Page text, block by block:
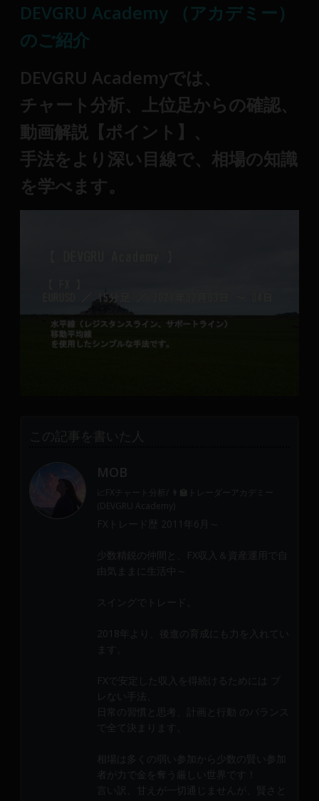
DEVGRU Academy （アカデミー）
のご紹介
DEVGRU Academyでは、
チャート分析、上位足からの確認、
動画解説【ポイント】、
手法をより深い目線で、相場の知識
を学べます。
この記事を書いた人
MOB
📈FXチャート分析/ 👨‍🏫トレーダーアカデミー
(DEVGRU Academy)
FXトレード歴 2011年6月～
少数精鋭の仲間と、FX収入＆資産運用で自
由気ままに生活中～
スイングでトレード。
2018年より、後進の育成にも力を入れてい
ます。
FXで安定した収入を得続けるためには ブ
レない手法、
日常の習慣と思考、計画と行動 のバランス
で全て決まります。
相場は多くの弱い参加から少数の賢い参加
者が力で金を奪う厳しい世界です！
言い訳、甘えが一切通じませんが、賢さと